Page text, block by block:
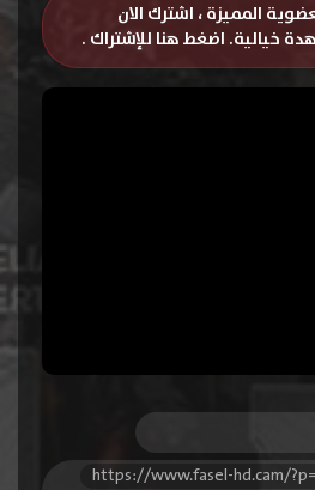
المميزة ، اشترك الان
خيالية. اضغط هنا للإشتراك .
https://www.fasel-hd.cam/